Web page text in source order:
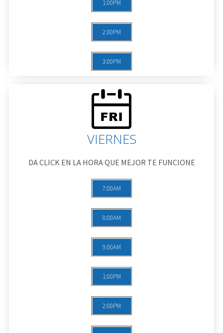
1:00PM
2:00PM
3:00PM
VIERNES
DA CLICK EN LA HORA QUE MEJOR TE FUNCIONE
7:00AM
8:00AM
9:00AM
1:00PM
2:00PM